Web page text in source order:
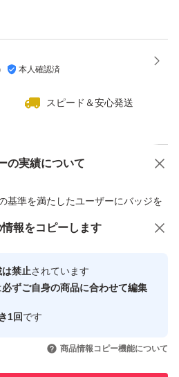
本人確認済
スピード＆安心発送
の実績について
基準を満たしたユーザーにバッジを
心・安全なユーザーです
引を完了させた実績があります
商品への質問
報をコピーします
禁止されています
必ずご自身の商品に合わせて編集
1回です
商品情報コピー機能について
ススメ